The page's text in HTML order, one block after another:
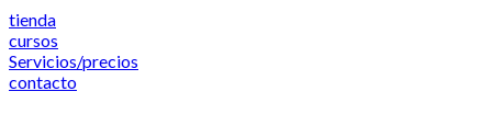
Saltar
al
contenido
tienda
cursos
Servicios/precios
contacto